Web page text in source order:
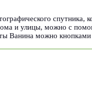
спутника,
и улицы, можно с
Ванина можно